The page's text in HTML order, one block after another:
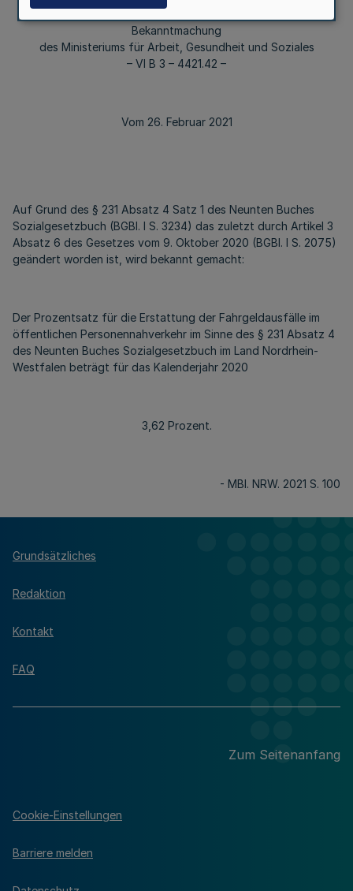
Bekanntmachung
des Ministeriums für Arbeit, Gesundheit und Soziales
– VI B 3 – 4421.42 –
Vom 26. Februar 2021
Auf Grund des § 231 Absatz 4 Satz 1 des Neunten Buches
Sozialgesetzbuch (BGBl. I S. 3234) das zuletzt durch Artikel 3
Absatz 6 des Gesetzes vom 9. Oktober 2020 (BGBl. I S. 2075)
geändert worden ist, wird bekannt gemacht:
Der Prozentsatz für die Erstattung der Fahrgeldausfälle im
öffentlichen Personennahverkehr im Sinne des § 231 Absatz 4
des Neunten Buches Sozialgesetzbuch im Land Nordrhein-
Westfalen beträgt für das Kalenderjahr 2020
3,62 Prozent.
- MBl. NRW. 2021 S. 100
Grundsätzliches
Redaktion
Kontakt
FAQ
Zum Seitenanfang
Cookie-Einstellungen
Barriere melden